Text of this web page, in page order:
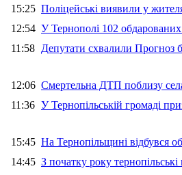
15:25 Поліцейські виявили у
12:54 У Тернополі 102 обдарованих
11:58 Депутати схвалили Прогноз
12:06 Смертельна ДТП поблизу
11:36 У Тернопільській громаді
15:45 На Тернопільщині відбувся
14:45 З початку року